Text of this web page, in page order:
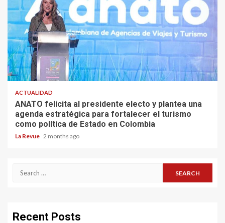
ACTUALIDAD
ANATO felicita al presidente electo y plantea una
agenda estratégica para fortalecer el turismo
como política de Estado en Colombia
La Revue 2 months ago
Search
Recent Posts